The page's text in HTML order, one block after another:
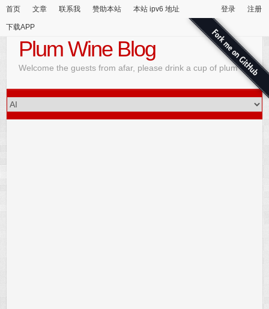
首页 文章 联系我 赞助本站 本站 ipv6 地址
下载APP
登录 注册
Plum Wine Blog
Welcome the guests from afar, please drink a cup of plum wine